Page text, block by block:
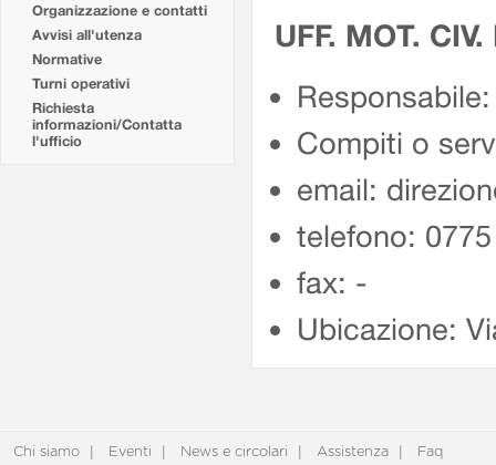
Organizzazione e contatti
Avvisi all'utenza
Normative
Turni operativi
Richiesta
informazioni/Contatta
l'ufficio
UFF. MOT.
Compiti o
email:
telefono:
fax: -
Ubicazione:
Chi siamo Eventi News e circolari Assistenza Faq